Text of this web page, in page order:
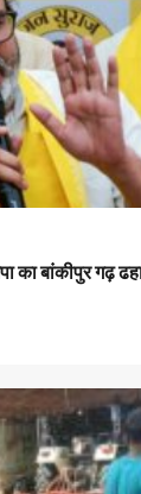
का बांकीपुर गढ़